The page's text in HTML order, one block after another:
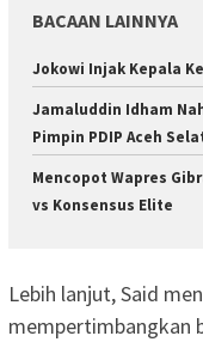
BACAAN LAINNYA
Jokowi Injak Kepala
Jamaluddin Idham
Pimpin PDIP Aceh
Mencopot Wapres
vs Konsensus Elite
Lebih lanjut, Said
mempertimbangkan